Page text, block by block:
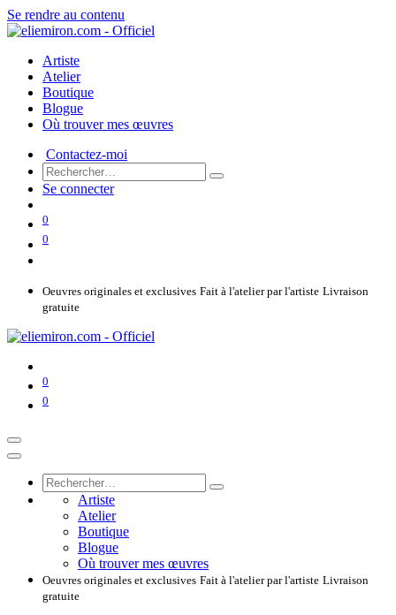
Se rendre au contenu
Artiste
Atelier
Boutique
Blogue
Où trouver mes œuvres
Contactez-moi
Se connecter
0
0
Oeuvres originales et exclusives Fait à l'atelier par l'artiste Livraison
gratuite
0
0
Artiste
Atelier
Boutique
Blogue
Où trouver mes œuvres
Oeuvres originales et exclusives Fait à l'atelier par l'artiste Livraison
gratuite